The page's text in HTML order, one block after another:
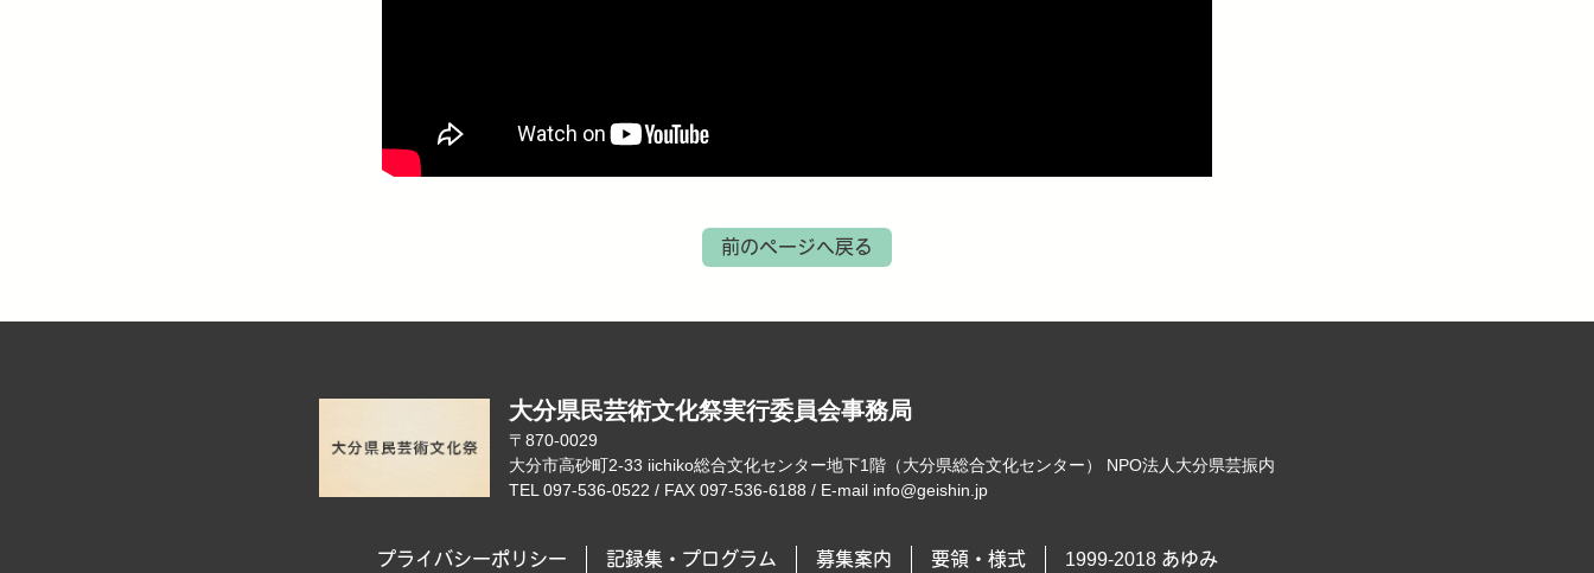
前のページへ戻る
大分県民芸術文化祭実行委員会事務局
〒870-0029
大分市高砂町2-33 iichiko総合文化センター地下1階（大分県総合文化センター） NPO法人大分県芸振内
TEL 097-536-0522 / FAX 097-536-6188 / E-mail info@geishin.jp
プライバシーポリシー 記録集・プログラム 募集案内 要領・様式 1999-2018 あゆみ